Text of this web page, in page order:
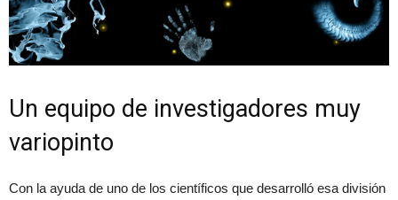
Un equipo de investigadores muy
variopinto
Con la ayuda de uno de los científicos que desarrolló esa división